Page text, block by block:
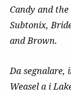
Candy and
Subtonix,
and Brown.
Da segnalare,
Weasel a i